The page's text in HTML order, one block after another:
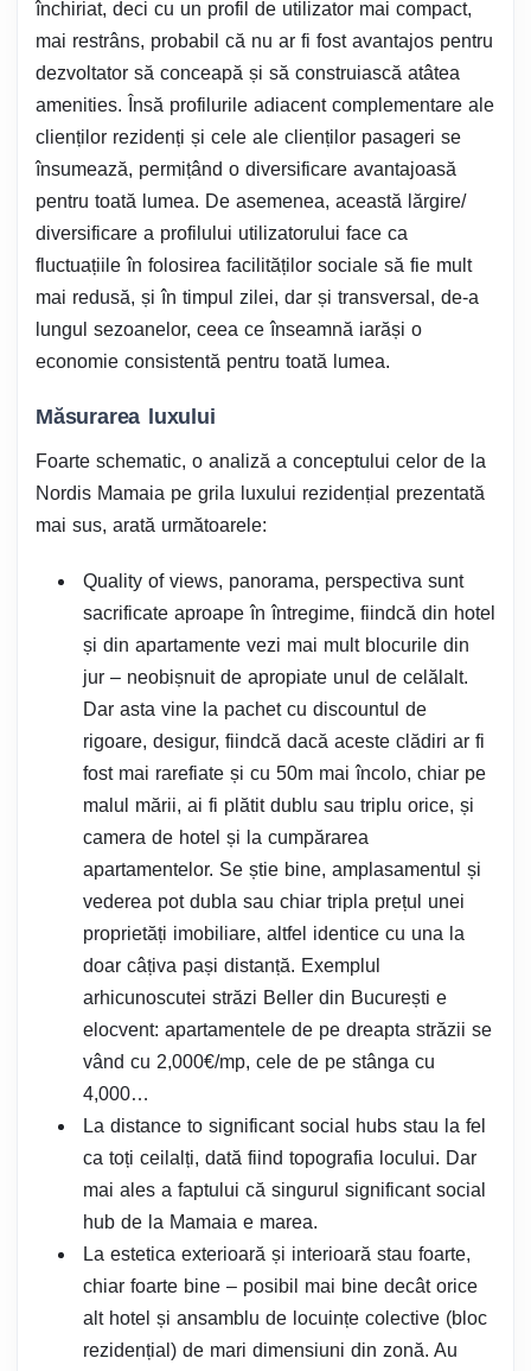
închiriat, deci cu un profil de utilizator mai compact,
mai restrâns, probabil că nu ar fi fost avantajos pentru
dezvoltator să conceapă și să construiască atâtea
amenities. Însă profilurile adiacent complementare ale
clienților rezidenți și cele ale clienților pasageri se
însumează, permițând o diversificare avantajoasă
pentru toată lumea. De asemenea, această lărgire/
diversificare a profilului utilizatorului face ca
fluctuațiile în folosirea facilităților sociale să fie mult
mai redusă, și în timpul zilei, dar și transversal, de-a
lungul sezoanelor, ceea ce înseamnă iarăși o
economie consistentă pentru toată lumea.
Măsurarea luxului
Foarte schematic, o analiză a conceptului celor de la
Nordis Mamaia pe grila luxului rezidențial prezentată
mai sus, arată următoarele:
Quality of views, panorama, perspectiva sunt
sacrificate aproape în întregime, fiindcă din hotel
și din apartamente vezi mai mult blocurile din
jur – neobișnuit de apropiate unul de celălalt.
Dar asta vine la pachet cu discountul de
rigoare, desigur, fiindcă dacă aceste clădiri ar fi
fost mai rarefiate și cu 50m mai încolo, chiar pe
malul mării, ai fi plătit dublu sau triplu orice, și
camera de hotel și la cumpărarea
apartamentelor. Se știe bine, amplasamentul și
vederea pot dubla sau chiar tripla prețul unei
proprietăți imobiliare, altfel identice cu una la
doar câțiva pași distanță. Exemplul
arhicunoscutei străzi Beller din București e
elocvent: apartamentele de pe dreapta străzii se
vând cu 2,000€/mp, cele de pe stânga cu
4,000…
La distance to significant social hubs stau la fel
ca toți ceilalți, dată fiind topografia locului. Dar
mai ales a faptului că singurul significant social
hub de la Mamaia e marea.
La estetica exterioară și interioară stau foarte,
chiar foarte bine – posibil mai bine decât orice
alt hotel și ansamblu de locuințe colective (bloc
rezidențial) de mari dimensiuni din zonă. Au